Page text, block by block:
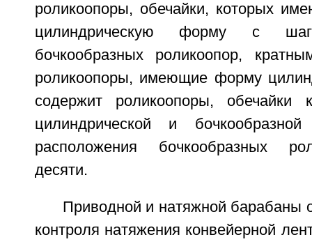
роликоопоры, обечайки, которых
цилиндрическую форму с
бочкообразных роликоопор,
роликоопоры, имеющие форму
содержит роликоопоры, обечайки
цилиндрической и
расположения бочкообразных
десяти.
Приводной и натяжной барабаны
контроля натяжения конвейерной